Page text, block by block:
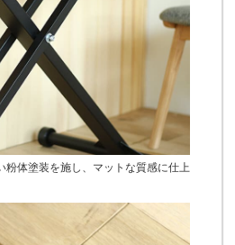
粉体塗装を施し、マットな質感に仕上